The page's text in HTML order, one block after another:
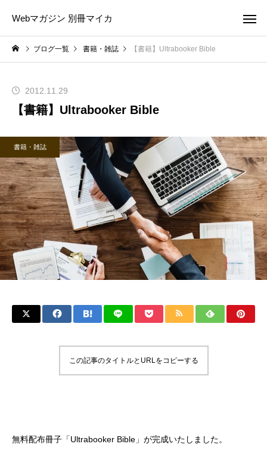
Webマガジン 別冊マイカ
ブログ一覧 書籍・雑誌 【書籍】Ultrabooker Bible
2012.11.29
【書籍】Ultrabooker Bible
書籍・雑誌
この記事のタイトルとURLをコピーする
無料配布冊子「Ultrabooker Bible」が完成いたしました。